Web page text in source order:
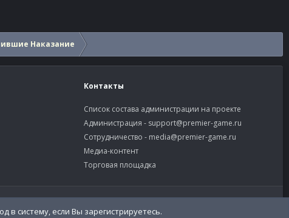
Наказание
Контакты
Список состава администрации на проекте
Администрация - support@premier-game.ru
Сотрудничество - media@premier-game.ru
Медиа-контент
Торговая площадка
Условия и правила Политика конфиденциальности
систему, если Вы зарегистрируетесь.